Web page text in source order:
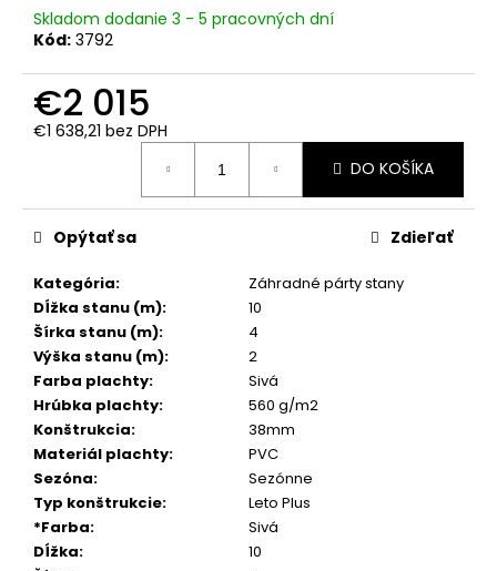
Skladom dodanie 3 - 5 pracovných dní
Kód: 3792
€2 015
€1 638,21 bez DPH
DO KOŠÍKA
Kategória:
Záhradné párty stany
Dĺžka stanu (m):
10
Šírka stanu (m):
4
Výška stanu (m):
2
Farba plachty:
Sivá
Hrúbka plachty:
560 g/m2
Konštrukcia:
38mm
Materiál plachty:
PVC
Sezóna:
Sezónne
Typ konštrukcie:
Leto Plus
*Farba:
Sivá
Dĺžka:
10
Opýtať sa Zdieľať
ú
č
a
m
e